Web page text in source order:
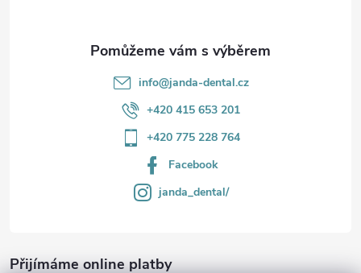
info@janda-dental.cz
+420 415 653 201
+420 775 228 764
Facebook
janda_dental/
Přijímáme online platby